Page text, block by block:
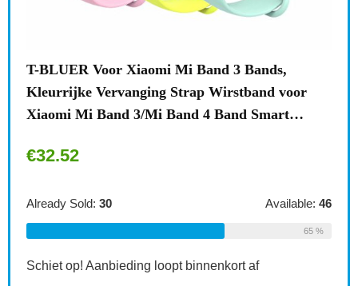
T-BLUER Voor Xiaomi Mi Band 3 Bands,
Kleurrijke Vervanging Strap Wirstband voor
Xiaomi Mi Band 3/Mi Band 4 Band Smart…
€32.52
Already Sold: 30 Available: 46
65 %
Schiet op! Aanbieding loopt binnenkort af